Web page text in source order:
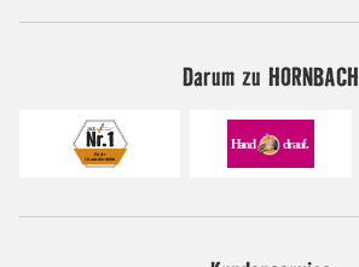
Darum zu HORNBACH